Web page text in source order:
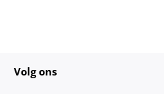
Volg ons